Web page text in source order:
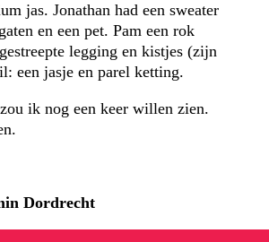
jas. Jonathan had een sweater
en een pet. Pam een rok
legging en kistjes (zijn
een jasje en parel ketting.
zou ik nog een keer willen zien.
Dordrecht